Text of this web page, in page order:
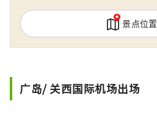
景点位置
广岛/ 关西国际机场出场